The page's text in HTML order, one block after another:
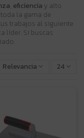
, eficiencia y alto
la gama de
trabajos al siguiente
líder. Si buscas
Relevancia 24